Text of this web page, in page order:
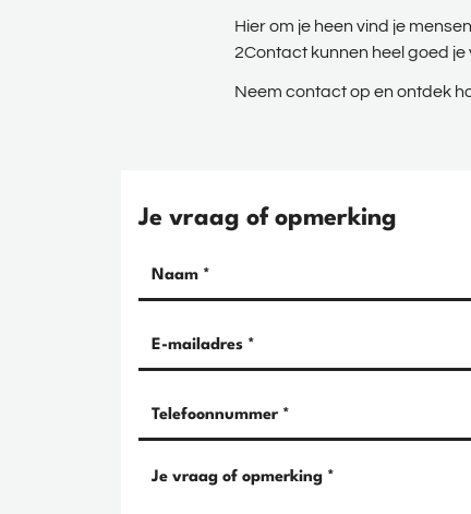
Hier om je heen vind je
2Contact kunnen heel goed je
Neem contact op en ontdek
Je vraag of opmerking